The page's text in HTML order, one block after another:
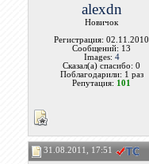
alexdn
Новичок
Регистрация: 02.11.2010
Сообщений: 13
Images: 4
Сказал(а) спасибо: 0
Поблагодарили: 1 раз
Репутация: 101
31.08.2011, 17:51